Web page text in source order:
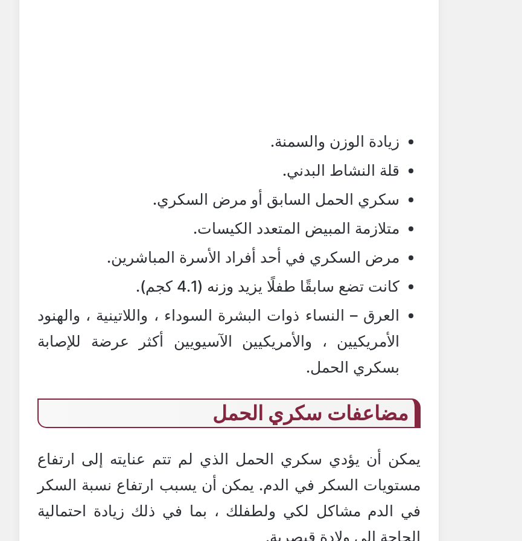
زيادة الوزن والسمنة.
قلة النشاط البدني.
سكري الحمل السابق أو مرض السكري.
متلازمة المبيض المتعدد الكيسات.
مرض السكري في أحد أفراد الأسرة المباشرين.
كانت تضع سابقًا طفلًا يزيد وزنه (4.1 كجم).
العرق – النساء ذوات البشرة السوداء ، واللاتينية ، والهنود
الأمريكيين ، والأمريكيين الآسيويين أكثر عرضة للإصابة
بسكري الحمل.
مضاعفات سكري الحمل
يمكن أن يؤدي سكري الحمل الذي لم تتم عنايته إلى ارتفاع
مستويات السكر في الدم. يمكن أن يسبب ارتفاع نسبة السكر
في الدم مشاكل لكي ولطفلك ، بما في ذلك زيادة احتمالية
الحاجة إلى ولادة قيصرية.